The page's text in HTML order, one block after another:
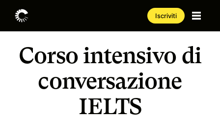
Iscriviti
Corso intensivo di
conversazione
IELTS